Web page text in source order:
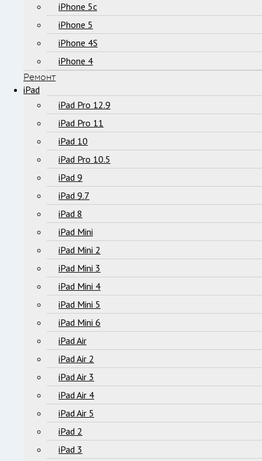
iPhone 5c
iPhone 5
iPhone 4S
iPhone 4
Ремонт
iPad
iPad Pro 12.9
iPad Pro 11
iPad 10
iPad Pro 10.5
iPad 9
iPad 9.7
iPad 8
iPad Mini
iPad Mini 2
iPad Mini 3
iPad Mini 4
iPad Mini 5
iPad Mini 6
iPad Air
iPad Air 2
iPad Air 3
iPad Air 4
iPad Air 5
iPad 2
iPad 3